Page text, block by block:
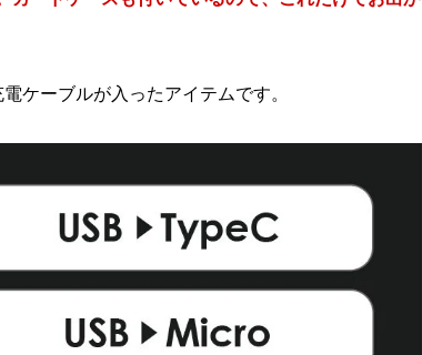
ケーブルが入ったアイテムです。